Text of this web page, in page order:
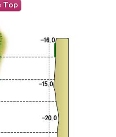
Top